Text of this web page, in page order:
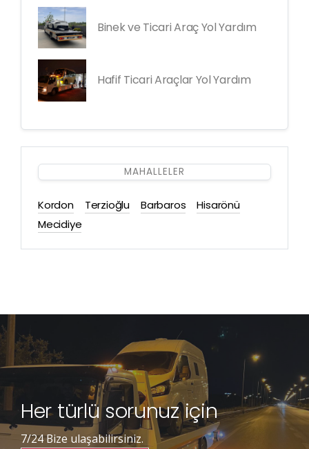
Binek ve Ticari Araç Yol Yardım
Hafif Ticari Araçlar Yol Yardım
MAHALLELER
Kordon Terzioğlu Barbaros
Hisarönü
Mecidiye
Her türlü sorunuz için
7/24 Bize ulaşabilirsiniz.